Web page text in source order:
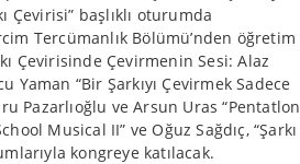
Çevirisi” başlıklı oturumda
Tercümanlık Bölümü’nden öğretim
Çevirisinde Çevirmenin Sesi: Alaz
“Bir Şarkıyı Çevirmek Sadece
Pazarlıoğlu ve Arsun Uras “Pentatlon
Musical II” ve Oğuz Sağdıç, “Şarkı
kongreye katılacak.